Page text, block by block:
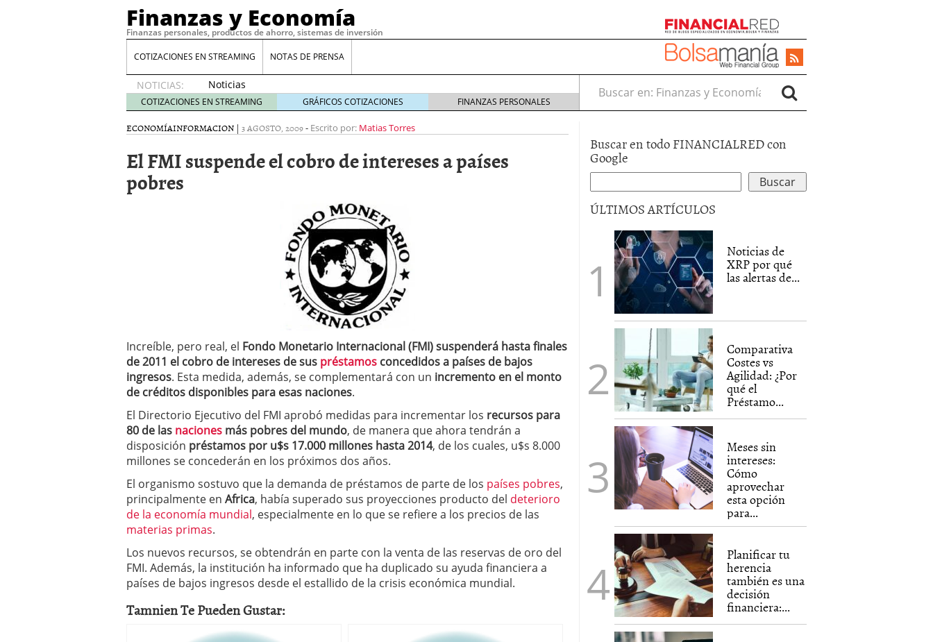
Finanzas y Economía
Finanzas personales, productos de ahorro, sistemas de inversión
COTIZACIONES EN STREAMING NOTAS DE PRENSA
NOTICIAS:
Noticias
de XRP
por qué
las
whales
Comparativa Costes vs Agilidad: ¿Por qué el Préstamo Promotor privado
acelera la rentabilidad?
12 de diciembre de 2025
Meses sin intereses: Cómo aprovechar esta opción para gestionar tus
24 de noviembre de 2025
Planificar tu herencia también es una decisión financiera: cómo anticiparte
21 de noviembre de 2025
COTIZACIONES EN STREAMING GRÁFICOS COTIZACIONES FINANZAS PERSONALES
Buscar en:
ECONOMÍAINFORMACION | 3 AGOSTO, 2009- Escrito por: Matias Torres
El FMI suspende el cobro de intereses a países
pobres
Increíble, pero real, el Fondo Monetario Internacional (FMI) suspenderá hasta finales
de 2011 el cobro de intereses de sus préstamos concedidos a países de bajos
ingresos. Esta medida, además, se complementará con un incremento en el monto
de créditos disponibles para esas naciones.
El Directorio Ejecutivo del FMI aprobó medidas para incrementar los recursos para
80 de las naciones más pobres del mundo, de manera que ahora tendrán a
disposición préstamos por u$s 17.000 millones hasta 2014, de los cuales, u$s 8.000
millones se concederán en los próximos dos años.
El organismo sostuvo que la demanda de préstamos de parte de los países pobres,
principalmente en Africa, había superado sus proyecciones producto del deterioro
de la economía mundial, especialmente en lo que se refiere a los precios de las
materias primas.
Los nuevos recursos, se obtendrán en parte con la venta de las reservas de oro del
FMI. Además, la institución ha informado que ha duplicado su ayuda financiera a
países de bajos ingresos desde el estallido de la crisis económica mundial.
Tamnien Te Pueden Gustar:
Buscar en todo FINANCIALRED con
Google
ÚLTIMOS ARTÍCULOS
Noticias de
XRP por qué
las alertas de...
Comparativa
Costes vs
Agilidad: ¿Por
qué el
Préstamo...
Meses sin
intereses:
Cómo
aprovechar
esta opción
para...
Planificar tu
herencia
también es una
decisión
financiera:...